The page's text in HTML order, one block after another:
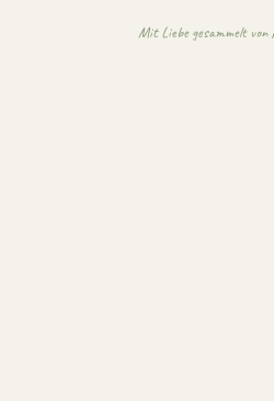
Mit Liebe gesammelt von